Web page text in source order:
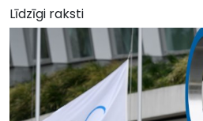
Līdzīgi raksti